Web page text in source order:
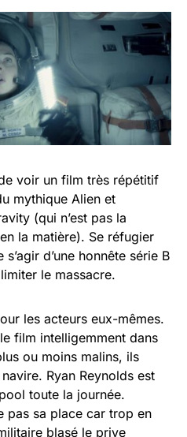
voir un film très répétitif
mythique Alien et
(qui n’est pas la
la matière). Se réfugier
d’une honnête série B
le massacre.
les acteurs eux-mêmes.
film intelligemment dans
ou moins malins, ils
Ryan Reynolds est
toute la journée.
pas sa place car trop en
blasé le prive